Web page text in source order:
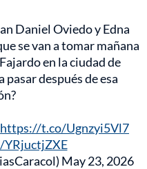
Daniel Oviedo y Edna
se van a tomar mañana
en la ciudad de
después de esa
https://t.co/Ugnzyi5Vl7
May 23, 2026